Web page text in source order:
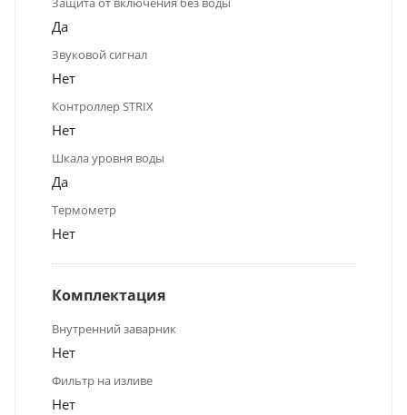
Да
Звуковой сигнал
Нет
Контроллер STRIX
Нет
Шкала уровня воды
Да
Термометр
Нет
Комплектация
Внутренний заварник
Нет
Фильтр на изливе
Нет